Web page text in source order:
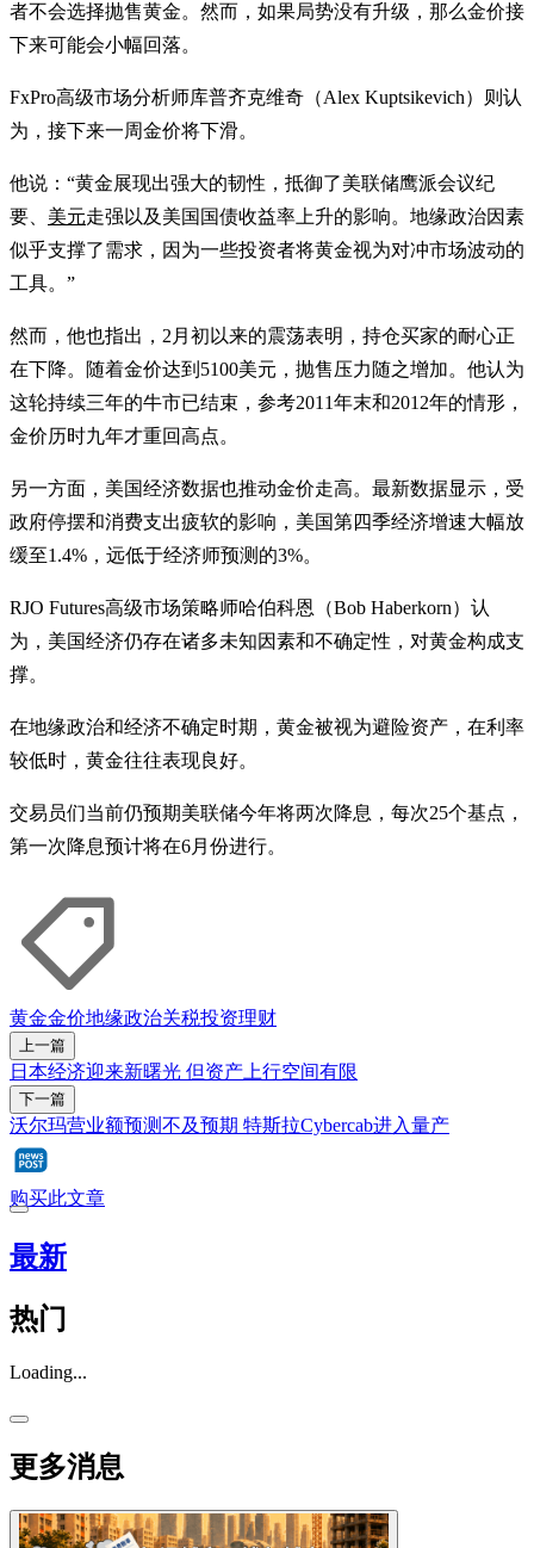
者不会选择抛售黄金。然而，如果局势没有升级，那么金价接
下来可能会小幅回落。
FxPro高级市场分析师库普齐克维奇（Alex Kuptsikevich）则认
为，接下来一周金价将下滑。
他说：“黄金展现出强大的韧性，抵御了美联储鹰派会议纪
要、 美元走强以及美国国债收益率上升的影响。地缘政治因素
似乎支撑了需求，因为一些投资者将黄金视为对冲市场波动的
工具。”
然而，他也指出，2月初以来的震荡表明，持仓买家的耐心正
在下降。随着金价达到5100美元，抛售压力随之增加。他认为
这轮持续三年的牛市已结束，参考2011年末和2012年的情形，
金价历时九年才重回高点。
另一方面，美国经济数据也推动金价走高。最新数据显示，受
政府停摆和消费支出疲软的影响，美国第四季经济增速大幅放
缓至1.4%，远低于经济师预测的3%。
RJO Futures高级市场策略师哈伯科恩（Bob Haberkorn）认
为，美国经济仍存在诸多未知因素和不确定性，对黄金构成支
撑。
在地缘政治和经济不确定时期，黄金被视为避险资产，在利率
较低时，黄金往往表现良好。
交易员们当前仍预期美联储今年将两次降息，每次25个基点，
第一次降息预计将在6月份进行。
黄金金价地缘政治关税投资理财
上一篇
日本经济迎来新曙光 但资产上行空间有限
下一篇
沃尔玛营业额预测不及预期 特斯拉Cybercab进入量产
购买此文章
最新
热门
Loading...
更多消息